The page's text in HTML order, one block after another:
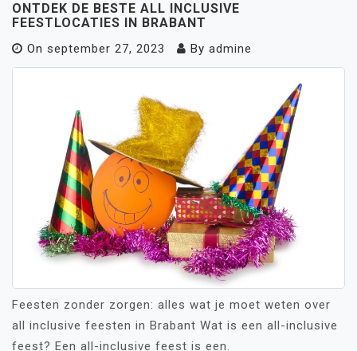
ONTDEK DE BESTE ALL INCLUSIVE
FEESTLOCATIES IN BRABANT
On september 27, 2023 By admine
Feesten zonder zorgen: alles wat je moet weten over
all inclusive feesten in Brabant Wat is een all-inclusive
feest? Een all-inclusive feest is een.